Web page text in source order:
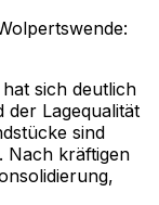
sich deutlich
Lagequalität
sind
Nach kräftigen